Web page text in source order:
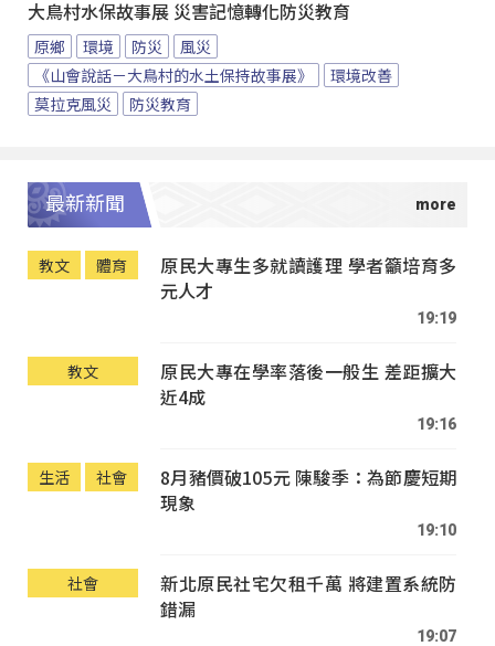
大鳥村水保故事展 災害記憶轉化防災教育
原鄉 環境 防災
風災
《山會說話－大鳥村的水土保持故事展》
環境改善
莫拉克風災
防災教育
最新新聞
教文 體育
原民大專生多就讀護理 學者籲培育多
元人才
19:19
教文
原民大專在學率落後一般生 差距擴大
近4成
19:16
生活 社會
8月豬價破105元 陳駿季：為節慶短期
現象
19:10
社會
新北原民社宅欠租千萬 將建置系統防
錯漏
19:07